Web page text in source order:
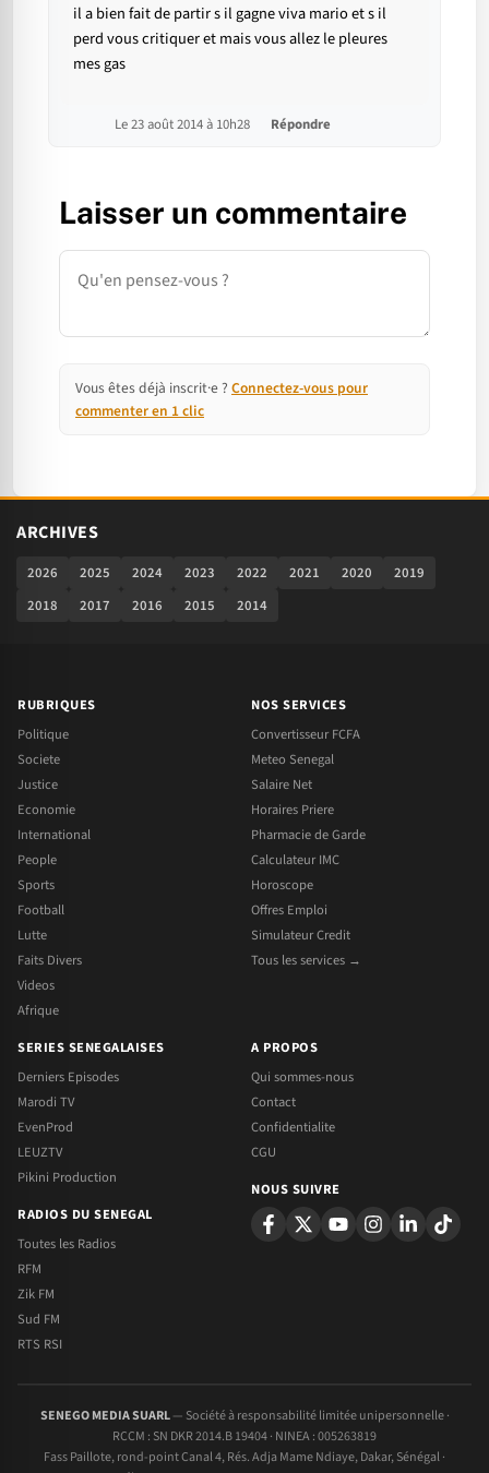
il a bien fait de partir s il gagne viva mario et s il
perd vous critiquer et mais vous allez le pleures
mes gas
Le 23 août 2014 à 10h28 Répondre
Laisser un commentaire
Commentaire
Vous êtes déjà inscrit·e ? Connectez-vous pour
commenter en 1 clic
ARCHIVES
2026 2025 2024 2023 2022 2021 2020
2019
2018
2017 2016 2015 2014
RUBRIQUES
Politique
Societe
Justice
Economie
International
People
Sports
Football
Lutte
Faits Divers
Videos
Afrique
NOS SERVICES
Convertisseur FCFA
Meteo Senegal
Salaire Net
Horaires Priere
Pharmacie de Garde
Calculateur IMC
Horoscope
Offres Emploi
Simulateur Credit
Tous les services →
SERIES SENEGALAISES
Derniers Episodes
Marodi TV
EvenProd
LEUZTV
Pikini Production
RADIOS DU SENEGAL
Toutes les Radios
RFM
Zik FM
Sud FM
RTS RSI
A PROPOS
Qui sommes-nous
Contact
Confidentialite
CGU
NOUS SUIVRE
SENEGO MEDIA SUARL— Société à responsabilité limitée unipersonnelle ·
RCCM : SN DKR 2014.B 19404 · NINEA : 005263819
Fass Paillote, rond-point Canal 4, Rés. Adja Mame Ndiaye, Dakar, Sénégal ·